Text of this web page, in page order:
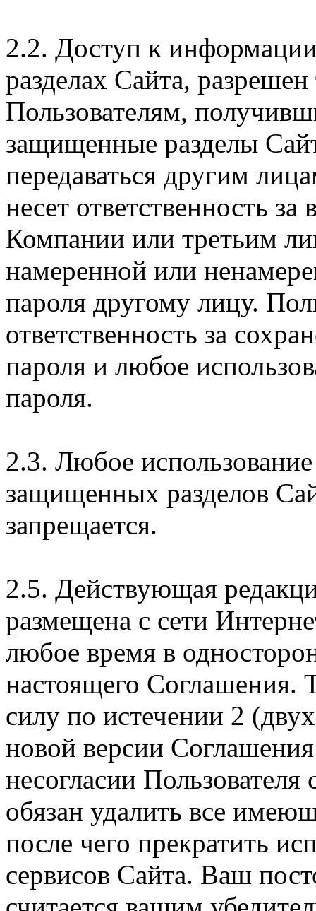
2.2. Доступ к
разделах Сайта,
Пользователям,
защищенные разделы
передаваться другим
несет ответственность
Компании или третьим
намеренной или
пароля другому лицу.
ответственность за
пароля и любое
пароля.
2.3. Любое
защищенных разделов
запрещается.
2.5. Действующая
размещена с сети
любое время в
настоящего Соглашения.
силу по истечении 2
новой версии
несогласии
обязан удалить все
после чего прекратить
сервисов Сайта. Ваш